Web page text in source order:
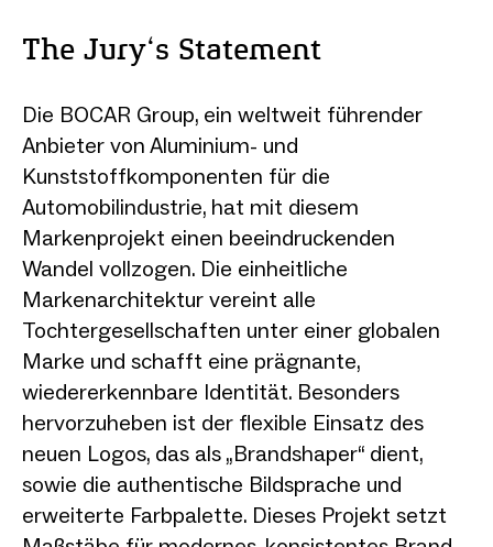
The Jury‘s Statement
Die BOCAR Group, ein weltweit führender
Anbieter von Aluminium- und
Kunststoffkomponenten für die
Automobilindustrie, hat mit diesem
Markenprojekt einen beeindruckenden
Wandel vollzogen. Die einheitliche
Markenarchitektur vereint alle
Tochtergesellschaften unter einer globalen
Marke und schafft eine prägnante,
wiedererkennbare Identität. Besonders
hervorzuheben ist der flexible Einsatz des
neuen Logos, das als „Brandshaper“ dient,
sowie die authentische Bildsprache und
erweiterte Farbpalette. Dieses Projekt setzt